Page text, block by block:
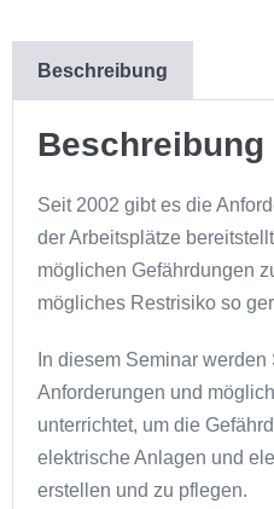
Beschreibung
Beschreibung
Seit 2002 gibt es die
der Arbeitsplätze
möglichen Gefährdungen
mögliches Restrisiko so
In diesem Seminar
Anforderungen und
unterrichtet, um die
elektrische Anlagen und
erstellen und zu pflegen.